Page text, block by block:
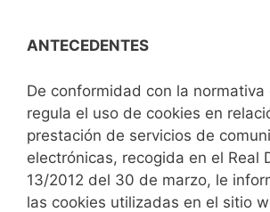
ANTECEDENTES
De conformidad con la normativa
regula el uso de cookies en
prestación de servicios de
electrónicas, recogida en el Real
13/2012 del 30 de marzo, le
las cookies utilizadas en el sitio